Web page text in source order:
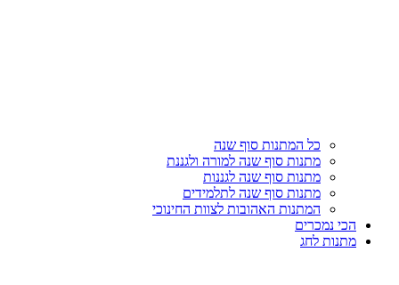
כל המתנות סוף שנה
מתנות סוף שנה למורה ולגננת
מתנות סוף שנה לגננות
מתנות סוף שנה לתלמידים
המתנות האהובות לצוות החינוכי
הכי נמכרים
מתנות לחג